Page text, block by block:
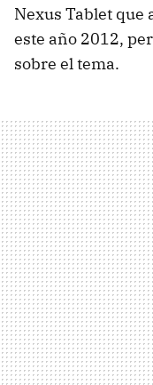
Nexus Tablet que
este año 2012,
sobre el tema.